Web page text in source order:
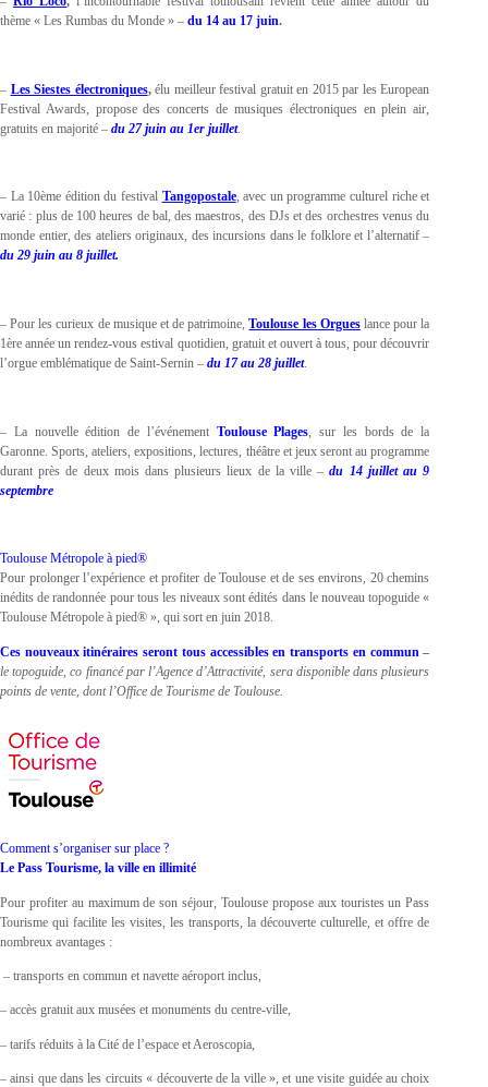
thème « Les Rumbas du Monde » – du 14 au 17 juin.
– Les Siestes électroniques,élu meilleur festival gratuit en 2015 par les European
Festival Awards, propose des concerts de musiques électroniques en plein air,
gratuits en majorité – du 27 juin au 1er juillet.
– La 10ème édition du festival Tangopostale, avec un programme culturel riche et
varié : plus de 100 heures de bal, des maestros, des DJs et des orchestres venus du
monde entier, des ateliers originaux, des incursions dans le folklore et l’alternatif –
du 29 juin au 8 juillet.
– Pour les curieux de musique et de patrimoine,Toulouse les Orgues lance pour la
1ère année un rendez-vous estival quotidien, gratuit et ouvert à tous, pour découvrir
l’orgue emblématique de Saint-Sernin – du 17 au 28 juillet.
– La nouvelle édition de l’événement Toulouse Plages , sur les bords de la
Garonne. Sports, ateliers, expositions, lectures, théâtre et jeux seront au programme
durant près de deux mois dans plusieurs lieux de la ville –du 14 juillet au 9
septembre
Toulouse Métropole à pied®
Pour prolonger l’expérience et profiter de Toulouse et de ses environs, 20 chemins
inédits de randonnée pour tous les niveaux sont édités dans le nouveau topoguide «
Toulouse Métropole à pied® », qui sort en juin 2018.
Ces nouveaux itinéraires seront tous accessibles en transports en commun –
le topoguide, co financé par l’Agence d’Attractivité, sera disponible dans plusieurs
points de vente, dont l’Office de Tourisme de Toulouse.
Comment s’organiser sur place ?
Le Pass Tourisme, la ville en illimité
Pour profiter au maximum de son séjour, Toulouse propose aux touristes un Pass
Tourisme qui facilite les visites, les transports, la découverte culturelle, et offre de
nombreux avantages :
– transports en commun et navette aéroport inclus,
– accès gratuit aux musées et monuments du centre-ville,
– tarifs réduits à la Cité de l’espace et Aeroscopia,
– ainsi que dans les circuits « découverte de la ville », et une visite guidée au choix